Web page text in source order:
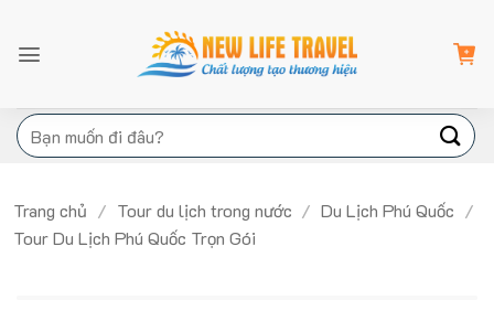
nội
Tìm
kiếm:
Trang chủ / Tour du lịch trong nước / Du Lịch Phú Quốc /
Tour Du Lịch Phú Quốc Trọn Gói